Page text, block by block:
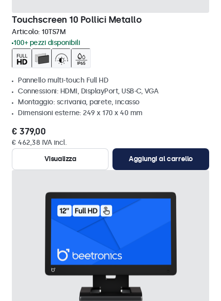
Touchscreen 10 Pollici Metallo
Articolo: 10TS7M
100+ pezzi disponibili
Pannello multi-touch Full HD
Connessioni: HDMI, DisplayPort, USB-C, VGA
Montaggio: scrivania, parete, incasso
Dimensioni esterne: 249 x 170 x 40 mm
€ 379,00
€ 462,38 IVA incl.
Visualizza
Aggiungi al carrello